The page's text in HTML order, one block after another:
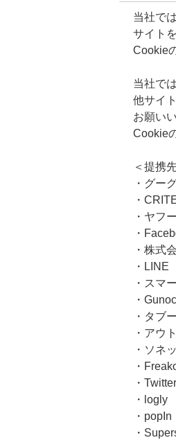
当社で
サイト
Cookie
当社で
他サイ
お願い
Cookie
＜提携
・グー
・
・ヤフ
・
・株式
・
・スマ
・
・タブ
・アウ
・ソネ
・
・
・logly
・
・